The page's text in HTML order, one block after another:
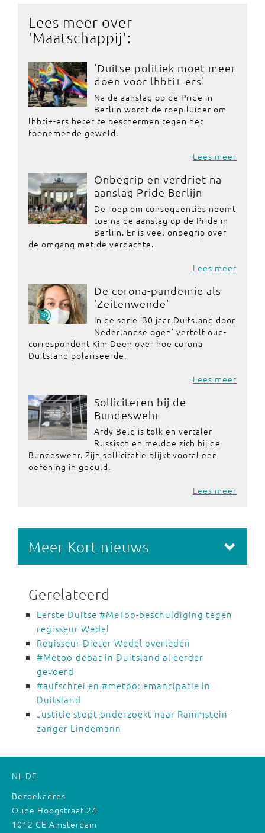
Lees meer over
'Maatschappij':
'Duitse politiek moet meer
doen voor lhbti+-ers'
Na de aanslag op de Pride in
Berlijn wordt de roep luider om
lhbti+-ers beter te beschermen tegen het
toenemende geweld.
Lees meer
Onbegrip en verdriet na
aanslag Pride Berlijn
De roep om consequenties neemt
toe na de aanslag op de Pride in
Berlijn. Er is veel onbegrip over
de omgang met de verdachte.
Lees meer
De corona-pandemie als
'Zeitenwende'
In de serie '30 jaar Duitsland door
Nederlandse ogen' vertelt oud-
correspondent Kim Deen over hoe corona
Duitsland polariseerde.
Lees meer
Solliciteren bij de
Bundeswehr
Ardy Beld is tolk en vertaler
Russisch en meldde zich bij de
Bundeswehr. Zijn sollicitatie blijkt vooral een
oefening in geduld.
Lees meer
Meer Kort nieuws
Gerelateerd
Eerste Duitse #MeToo-beschuldiging tegen
regisseur Wedel
Regisseur Dieter Wedel overleden
#Metoo-debat in Duitsland al eerder
gevoerd
#aufschrei en #metoo: emancipatie in
Duitsland
Justitie stopt onderzoekt naar Rammstein-
zanger Lindemann
NL DE
Bezoekadres
Oude Hoogstraat 24
1012 CE Amsterdam